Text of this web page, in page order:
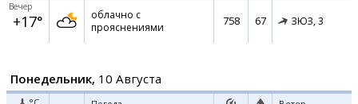
Вечер
+17°
облачно с
прояснениями
758 67 ЗЮЗ, 3
Понедельник, 10 Августа